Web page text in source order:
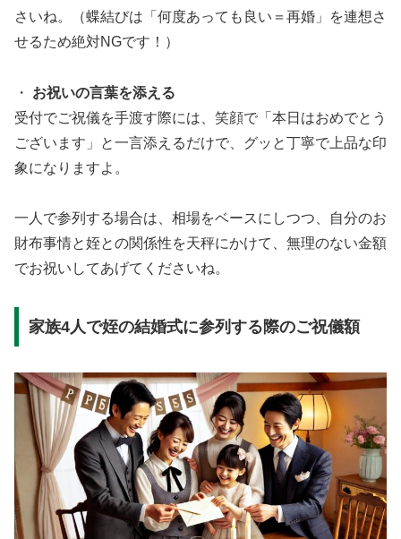
さいね。（蝶結びは「何度あっても良い＝再婚」を連想さ
せるため絶対NGです！）
・ お祝いの言葉を添える
受付でご祝儀を手渡す際には、笑顔で「本日はおめでとう
ございます」と一言添えるだけで、グッと丁寧で上品な印
象になりますよ。
一人で参列する場合は、相場をベースにしつつ、自分のお
財布事情と姪との関係性を天秤にかけて、無理のない金額
でお祝いしてあげてくださいね。
家族4人で姪の結婚式に参列する際のご祝儀額